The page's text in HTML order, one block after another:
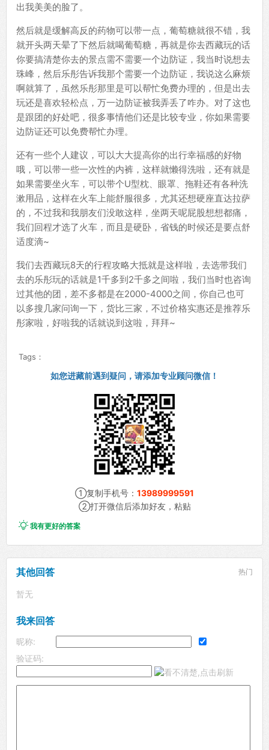
出我美美的脸了。
然后就是缓解高反的药物可以带一点，葡萄糖就很不错，我
就开头两天晕了下然后就喝葡萄糖，再就是你去西藏玩的话
你要搞清楚你去的景点需不需要一个边防证，我当时说想去
珠峰，然后乐彤告诉我那个需要一个边防证，我说这么麻烦
啊就算了，虽然乐彤那里是可以帮忙免费办理的，但是出去
玩还是喜欢轻松点，万一边防证被我弄丢了咋办。对了这也
是跟团的好处吧，很多事情他们还是比较专业，你如果需要
边防证还可以免费帮忙办理。
还有一些个人建议，可以大大提高你的出行幸福感的好物
哦，可以带一些一次性的内裤，这样就懒得洗啦，还有就是
如果需要坐火车，可以带个U型枕、眼罩、拖鞋还有各种洗
漱用品，这样在火车上能舒服很多，尤其还想硬座直达拉萨
的，不过我和我朋友们没敢这样，坐两天呢屁股想想都痛，
我们回程才选了火车，而且是硬卧，省钱的时候还是要点舒
适度滴~
我们去西藏玩8天的行程攻略大抵就是这样啦，去选带我们
去的乐彤玩的话就是1千多到2千多之间啦，我们当时也咨询
过其他的团，差不多都是在2000-4000之间，你自己也可
以多搜几家问询一下，货比三家，不过价格实惠还是推荐乐
彤家啦，好啦我的话就说到这啦，拜拜~
Tags：
如您进藏前遇到疑问，请添加专业顾问微信！
①复制手机号： 13989999591
②打开微信后添加好友，粘贴
我有更好的答案
其他回答 热门
暂无
我来回答
昵称:
验证码: